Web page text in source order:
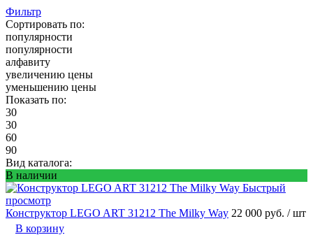
Фильтр
Сортировать по:
популярности
популярности
алфавиту
увеличению цены
уменьшению цены
Показать по:
30
30
60
90
Вид каталога:
В наличии
Быстрый
просмотр
Конструктор LEGO ART 31212 The Milky Way 22 000 руб. / шт
В корзину